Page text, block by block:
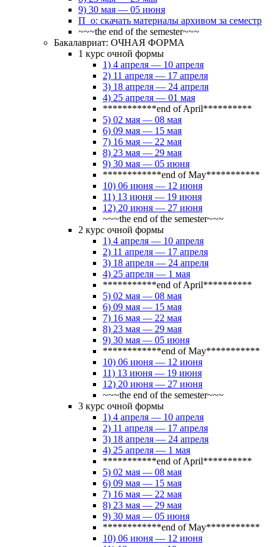
9) 30 мая — 05 июня
П_о: скачать материалы архивом за семестр
~~~the end of the semester~~~
Бакалавриат: ОЧНАЯ ФОРМА
1 курс очной формы
1) 4 апреля — 10 апреля
2) 11 апреля — 17 апреля
3) 18 апреля — 24 апреля
4) 25 апреля — 01 мая
***********end of April**********
5) 02 мая — 08 мая
6) 09 мая — 15 мая
7) 16 мая — 22 мая
8) 23 мая — 29 мая
9) 30 мая — 05 июня
************end of May***********
10) 06 июня — 12 июня
11) 13 июня — 19 июня
12) 20 июня — 27 июня
~~~the end of the semester~~~
2 курс очной формы
1) 4 апреля — 10 апреля
2) 11 апреля — 17 апреля
3) 18 апреля — 24 апреля
4) 25 апреля — 1 мая
***********end of April**********
5) 02 мая — 08 мая
6) 09 мая — 15 мая
7) 16 мая — 22 мая
8) 23 мая — 29 мая
9) 30 мая — 05 июня
************end of May***********
10) 06 июня — 12 июня
11) 13 июня — 19 июня
12) 20 июня — 27 июня
~~~the end of the semester~~~
3 курс очной формы
1) 4 апреля — 10 апреля
2) 11 апреля — 17 апреля
3) 18 апреля — 24 апреля
4) 25 апреля — 1 мая
***********end of April**********
5) 02 мая — 08 мая
6) 09 мая — 15 мая
7) 16 мая — 22 мая
8) 23 мая — 29 мая
9) 30 мая — 05 июня
************end of May***********
10) 06 июня — 12 июня